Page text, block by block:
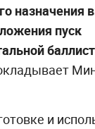
назначения
пуск
и